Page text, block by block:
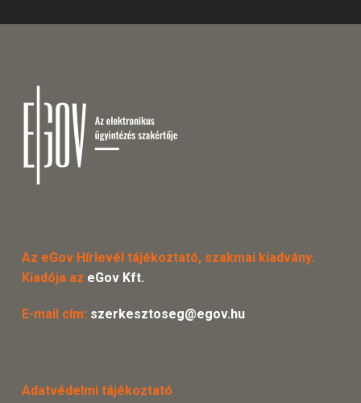
Az eGov Hírlevél tájékoztató, szakmai kiadvány.
Kiadója az eGov Kft.
E-mail cím: szerkesztoseg@egov.hu
Adatvédelmi tájékoztató